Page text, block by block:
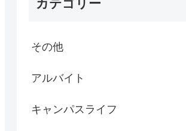
カテゴリー
その他
アルバイト
キャンパスライフ